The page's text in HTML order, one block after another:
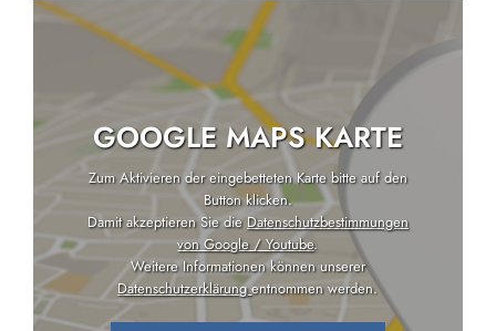
GOOGLE MAPS KARTE
Zum Aktivieren der eingebetteten Karte bitte auf den
Button klicken.
Damit akzeptieren Sie dieDatenschutzbestimmungen
von Google / Youtube.
Weitere Informationen können unserer
Datenschutzerklärungentnommen werden.